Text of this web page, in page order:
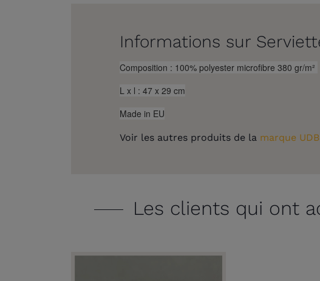
Informations sur
Composition : 100% polyester microfibre 380 gr/m²
L x l : 47 x 29 cm
Made in EU
Voir les autres produits de la marque
Les clients qui ont